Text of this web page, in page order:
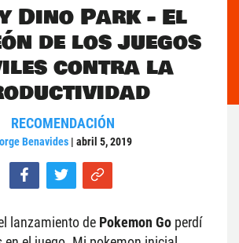
Dino Park - El
de los juegos
contra la
RECOMENDACIÓN
Benavides | abril 5, 2019
lanzamiento de Pokemon Go perdí